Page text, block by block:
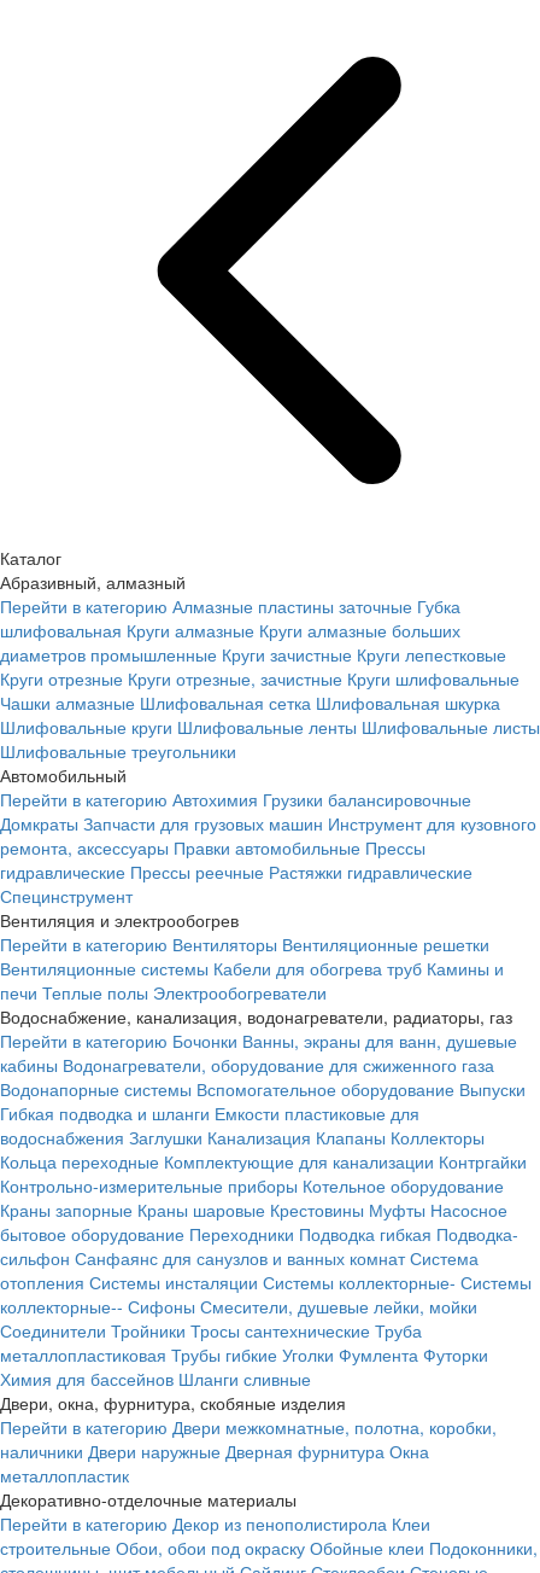
Каталог
Абразивный, алмазный
Перейти в категорию Алмазные пластины заточные Губка
шлифовальная Круги алмазные Круги алмазные больших
диаметров промышленные Круги зачистные Круги лепестковые
Круги отрезные Круги отрезные, зачистные Круги шлифовальные
Чашки алмазные Шлифовальная сетка Шлифовальная шкурка
Шлифовальные круги Шлифовальные ленты Шлифовальные листы
Шлифовальные треугольники
Автомобильный
Перейти в категорию Автохимия Грузики балансировочные
Домкраты Запчасти для грузовых машин Инструмент для кузовного
ремонта, аксессуары Правки автомобильные Прессы
гидравлические Прессы реечные Растяжки гидравлические
Специнструмент
Вентиляция и электрообогрев
Перейти в категорию Вентиляторы Вентиляционные решетки
Вентиляционные системы Кабели для обогрева труб Камины и
печи Теплые полы Электрообогреватели
Водоснабжение, канализация, водонагреватели, радиаторы, газ
Перейти в категорию Бочонки Ванны, экраны для ванн, душевые
кабины Водонагреватели, оборудование для сжиженного газа
Водонапорные системы Вспомогательное оборудование Выпуски
Гибкая подводка и шланги Емкости пластиковые для
водоснабжения Заглушки Канализация Клапаны Коллекторы
Кольца переходные Комплектующие для канализации Контргайки
Контрольно-измерительные приборы Котельное оборудование
Краны запорные Краны шаровые Крестовины Муфты Насосное
бытовое оборудование Переходники Подводка гибкая Подводка-
сильфон Санфаянс для санузлов и ванных комнат Система
отопления Системы инсталяции Системы коллекторные- Системы
коллекторные-- Сифоны Смесители, душевые лейки, мойки
Соединители Тройники Тросы сантехнические Труба
металлопластиковая Трубы гибкие Уголки Фумлента Футорки
Химия для бассейнов Шланги сливные
Двери, окна, фурнитура, скобяные изделия
Перейти в категорию Двери межкомнатные, полотна, коробки,
наличники Двери наружные Дверная фурнитура Окна
металлопластик
Декоративно-отделочные материалы
Перейти в категорию Декор из пенополистирола Клеи
строительные Обои, обои под окраску Обойные клеи Подоконники,